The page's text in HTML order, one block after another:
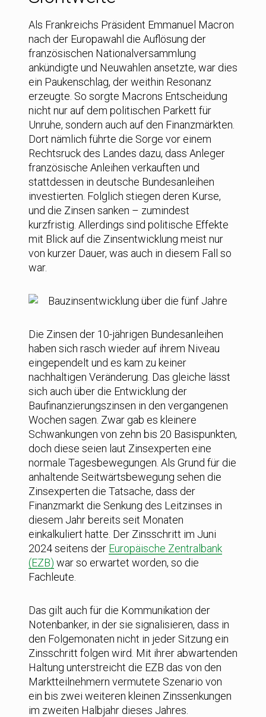
Als Frankreichs Präsident Emmanuel Macron
nach der Europawahl die Auflösung der
französischen Nationalversammlung
ankündigte und Neuwahlen ansetzte, war dies
ein Paukenschlag, der weithin Resonanz
erzeugte. So sorgte Macrons Entscheidung
nicht nur auf dem politischen Parkett für
Unruhe, sondern auch auf den Finanzmärkten.
Dort nämlich führte die Sorge vor einem
Rechtsruck des Landes dazu, dass Anleger
französische Anleihen verkauften und
stattdessen in deutsche Bundesanleihen
investierten. Folglich stiegen deren Kurse,
und die Zinsen sanken – zumindest
kurzfristig. Allerdings sind politische Effekte
mit Blick auf die Zinsentwicklung meist nur
von kurzer Dauer, was auch in diesem Fall so
war.
Die Zinsen der 10-jährigen Bundesanleihen
haben sich rasch wieder auf ihrem Niveau
eingependelt und es kam zu keiner
nachhaltigen Veränderung. Das gleiche lässt
sich auch über die Entwicklung der
Baufinanzierungszinsen in den vergangenen
Wochen sagen. Zwar gab es kleinere
Schwankungen von zehn bis 20 Basispunkten,
doch diese seien laut Zinsexperten eine
normale Tagesbewegungen. Als Grund für die
anhaltende Seitwärtsbewegung sehen die
Zinsexperten die Tatsache, dass der
Finanzmarkt die Senkung des Leitzinses in
diesem Jahr bereits seit Monaten
einkalkuliert hatte. Der Zinsschritt im Juni
2024 seitens der Europäische Zentralbank
(EZB) war so erwartet worden, so die
Fachleute.
Das gilt auch für die Kommunikation der
Notenbanker, in der sie signalisieren, dass in
den Folgemonaten nicht in jeder Sitzung ein
Zinsschritt folgen wird. Mit ihrer abwartenden
Haltung unterstreicht die EZB das von den
Marktteilnehmern vermutete Szenario von
ein bis zwei weiteren kleinen Zinssenkungen
im zweiten Halbjahr dieses Jahres.